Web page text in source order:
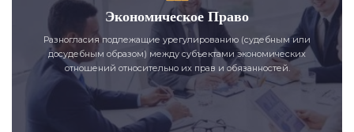
Экономическое Право
Разногласия подлежащие урегулированию (судебным или
досудебным образом) между субъектами экономических
отношений относительно их прав и обязанностей.